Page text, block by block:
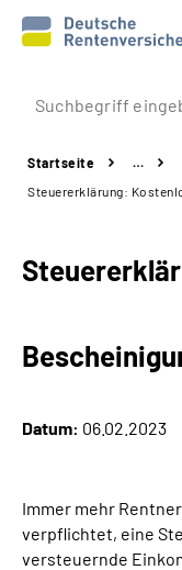
Prävention
Reha
Experten
Über uns & Presse
Suche
Startseite
…
Steuererklärung:
Datum: 06.02.2023
Immer mehr
verpflichtet, eine
versteuernde